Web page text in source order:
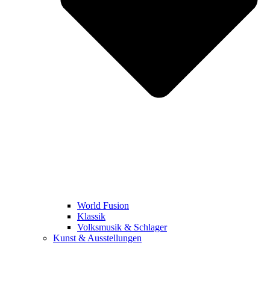
World Fusion
Klassik
Volksmusik & Schlager
Kunst & Ausstellungen